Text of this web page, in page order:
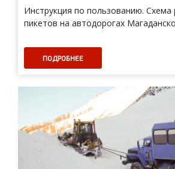
Инструкция по пользованию.
пикетов на автодорогах
ПОДРОБНЕЕ